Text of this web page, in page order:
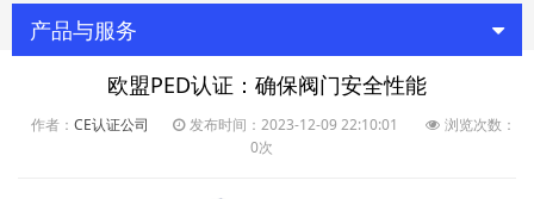
产品与服务
欧盟PED认证：确保阀门安全性能
作者： CE认证公司 发布时间：2023-12-09 22:10:01
浏览次数：
0次